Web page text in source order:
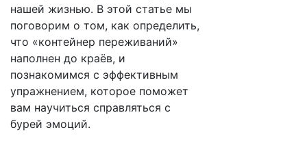
нашей жизнью. В этой статье мы
поговорим о том, как определить,
что «контейнер переживаний»
наполнен до краёв, и
познакомимся с эффективным
упражнением, которое поможет
вам научиться справляться с
бурей эмоций.